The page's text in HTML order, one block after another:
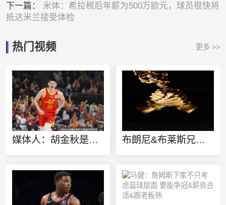
下一篇： 米体：希拉税后年薪为500万欧元，球员很快将
抵达米兰接受体检
热门视频 更多 >>
媒体人：胡金秋是否会离队还不确定 广厦收到一些报价 且金额不低 布朗尼&布莱斯兄弟定制同款金项链 灵感来源于兄弟之情